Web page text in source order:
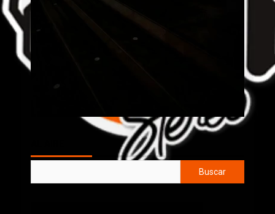
Buscar